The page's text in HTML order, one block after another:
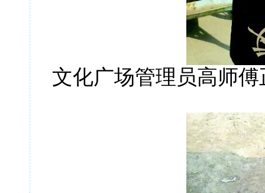
文化广场管理员高师